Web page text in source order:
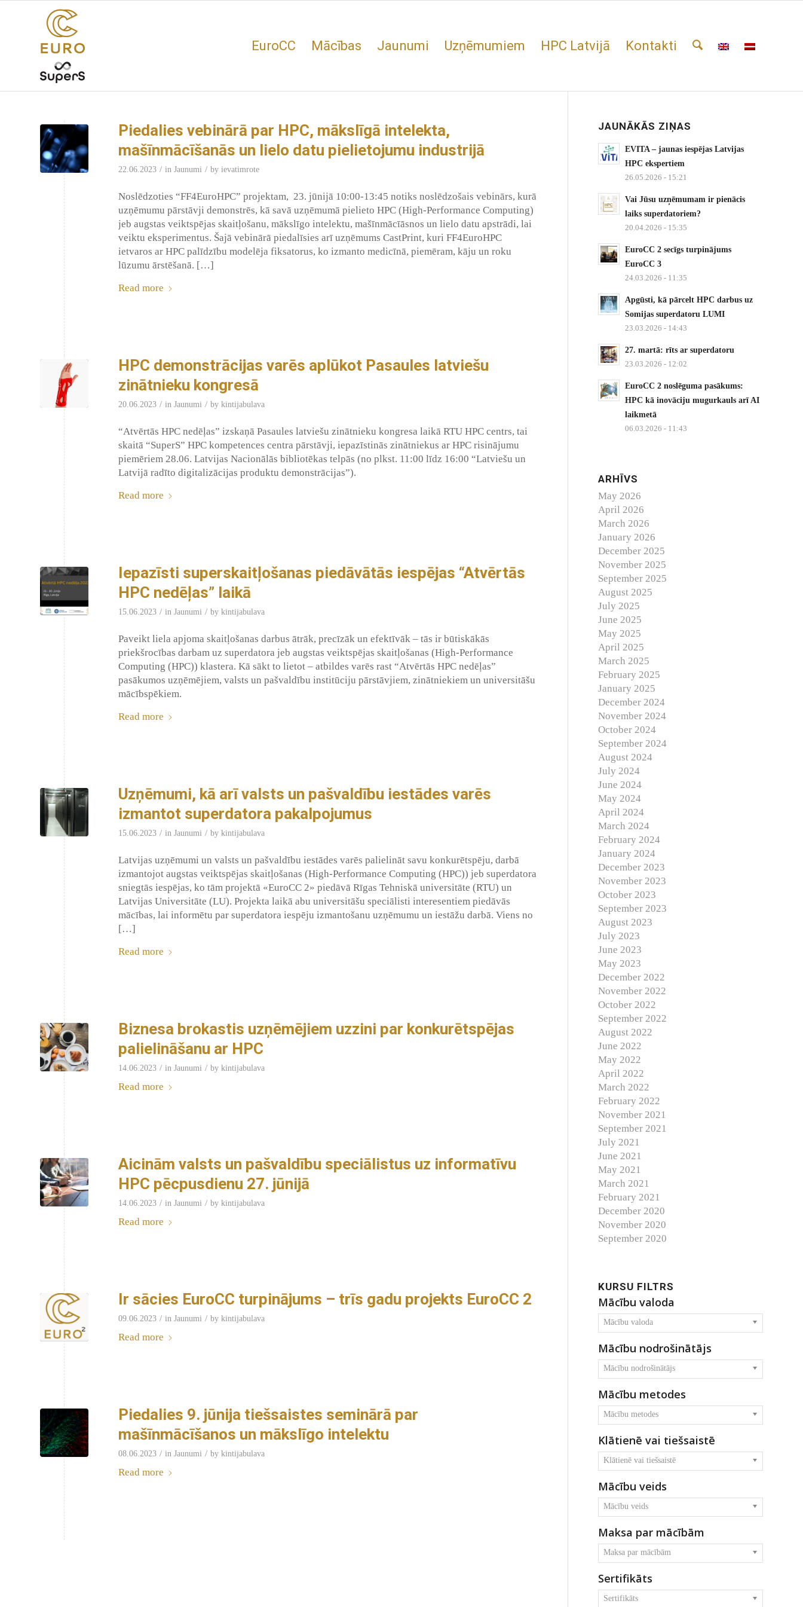
EuroCC Mācības Jaunumi Uzņēmumiem HPC Latvijā Kontakti
Piedalies vebinārā par HPC, mākslīgā intelekta,
mašīnmācīšanās un lielo datu pielietojumu industrijā
22.06.2023 / in Jaunumi / by ievatimrote
Noslēdzoties “FF4EuroHPC” projektam, 23. jūnijā 10:00-13:45 notiks noslēdzošais vebinārs, kurā
uzņēmumu pārstāvji demonstrēs, kā savā uzņēmumā pielieto HPC (High-Performance Computing)
jeb augstas veiktspējas skaitļošanu, mākslīgo intelektu, mašīnmācīāsnos un lielo datu apstrādi, lai
veiktu eksperimentus. Šajā vebinārā piedalīsies arī uzņēmums CastPrint, kuri FF4EuroHPC
ietvaros ar HPC palīdzību modelēja fiksatorus, ko izmanto medicīnā, piemēram, kāju un roku
lūzumu ārstēšanā. […]
Read more
HPC demonstrācijas varēs aplūkot Pasaules latviešu
zinātnieku kongresā
20.06.2023 / in Jaunumi / by kintijabulava
“Atvērtās HPC nedēļas” izskaņā Pasaules latviešu zinātnieku kongresa laikā RTU HPC centrs, tai
skaitā “SuperS” HPC kompetences centra pārstāvji, iepazīstinās zinātniekus ar HPC risinājumu
piemēriem 28.06. Latvijas Nacionālās bibliotēkas telpās (no plkst. 11:00 līdz 16:00 “Latviešu un
Latvijā radīto digitalizācijas produktu demonstrācijas”).
Read more
Iepazīsti superskaitļošanas piedāvātās iespējas “Atvērtās
HPC nedēļas” laikā
15.06.2023 / in Jaunumi / by kintijabulava
Paveikt liela apjoma skaitļošanas darbus ātrāk, precīzāk un efektīvāk – tās ir būtiskākās
priekšrocības darbam uz superdatora jeb augstas veiktspējas skaitļošanas (High-Performance
Computing (HPC)) klastera. Kā sākt to lietot – atbildes varēs rast “Atvērtās HPC nedēļas”
pasākumos uzņēmējiem, valsts un pašvaldību institūciju pārstāvjiem, zinātniekiem un universitāšu
mācībspēkiem.
Read more
Uzņēmumi, kā arī valsts un pašvaldību iestādes varēs
izmantot superdatora pakalpojumus
15.06.2023 / in Jaunumi / by kintijabulava
Latvijas uzņēmumi un valsts un pašvaldību iestādes varēs palielināt savu konkurētspēju, darbā
izmantojot augstas veiktspējas skaitļošanas (High-Performance Computing (HPC)) jeb superdatora
sniegtās iespējas, ko tām projektā «EuroCC 2» piedāvā Rīgas Tehniskā universitāte (RTU) un
Latvijas Universitāte (LU). Projekta laikā abu universitāšu speciālisti interesentiem piedāvās
mācības, lai informētu par superdatora iespēju izmantošanu uzņēmumu un iestāžu darbā. Viens no
[…]
Read more
Biznesa brokastis uzņēmējiem uzzini par konkurētspējas
palielināšanu ar HPC
14.06.2023 / in Jaunumi / by kintijabulava
Read more
Aicinām valsts un pašvaldību speciālistus uz informatīvu
HPC pēcpusdienu 27. jūnijā
14.06.2023 / in Jaunumi / by kintijabulava
Read more
Ir sācies EuroCC turpinājums – trīs gadu projekts EuroCC 2
09.06.2023 / in Jaunumi / by kintijabulava
Read more
Piedalies 9. jūnija tiešsaistes seminārā par
mašīnmācīšanos un mākslīgo intelektu
08.06.2023 / in Jaunumi / by kintijabulava
Read more
JAUNĀKĀS ZIŅAS
EVITA – jaunas iespējas Latvijas
HPC ekspertiem
26.05.2026 - 15:21
Vai Jūsu uzņēmumam ir pienācis
laiks superdatoriem?
20.04.2026 - 15:35
EuroCC 2 secīgs turpinājums
EuroCC 3
24.03.2026 - 11:35
Apgūsti, kā pārcelt HPC darbus uz
Somijas superdatoru LUMI
23.03.2026 - 14:43
27. martā: rīts ar superdatoru
23.03.2026 - 12:02
EuroCC 2 noslēguma pasākums:
HPC kā inovāciju mugurkauls arī AI
laikmetā
06.03.2026 - 11:43
ARHĪVS
May 2026
April 2026
March 2026
January 2026
December 2025
November 2025
September 2025
August 2025
July 2025
June 2025
May 2025
April 2025
March 2025
February 2025
January 2025
December 2024
November 2024
October 2024
September 2024
August 2024
July 2024
June 2024
May 2024
April 2024
March 2024
February 2024
January 2024
December 2023
November 2023
October 2023
September 2023
August 2023
July 2023
June 2023
May 2023
December 2022
November 2022
October 2022
September 2022
August 2022
June 2022
May 2022
April 2022
March 2022
February 2022
November 2021
September 2021
July 2021
June 2021
May 2021
March 2021
February 2021
December 2020
November 2020
September 2020
KURSU FILTRS
Mācību valoda
Mācību valoda
Mācību nodrošinātājs
Mācību nodrošinātājs
Mācību metodes
Mācību metodes
Klātienē vai tiešsaistē
Klātienē vai tiešsaistē
Mācību veids
Mācību veids
Maksa par mācībām
Maksa par mācībām
Sertifikāts
Sertifikāts